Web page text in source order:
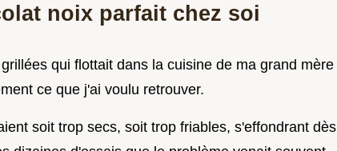
noix parfait chez soi
qui flottait dans la cuisine de ma grand mère
ce que j'ai voulu retrouver.
soit trop secs, soit trop friables, s'effondrant dès